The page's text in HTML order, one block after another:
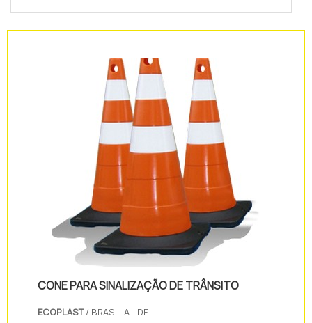
CONE PARA SINALIZAÇÃO DE TRÂNSITO
ECOPLAST/ BRASILIA - DF